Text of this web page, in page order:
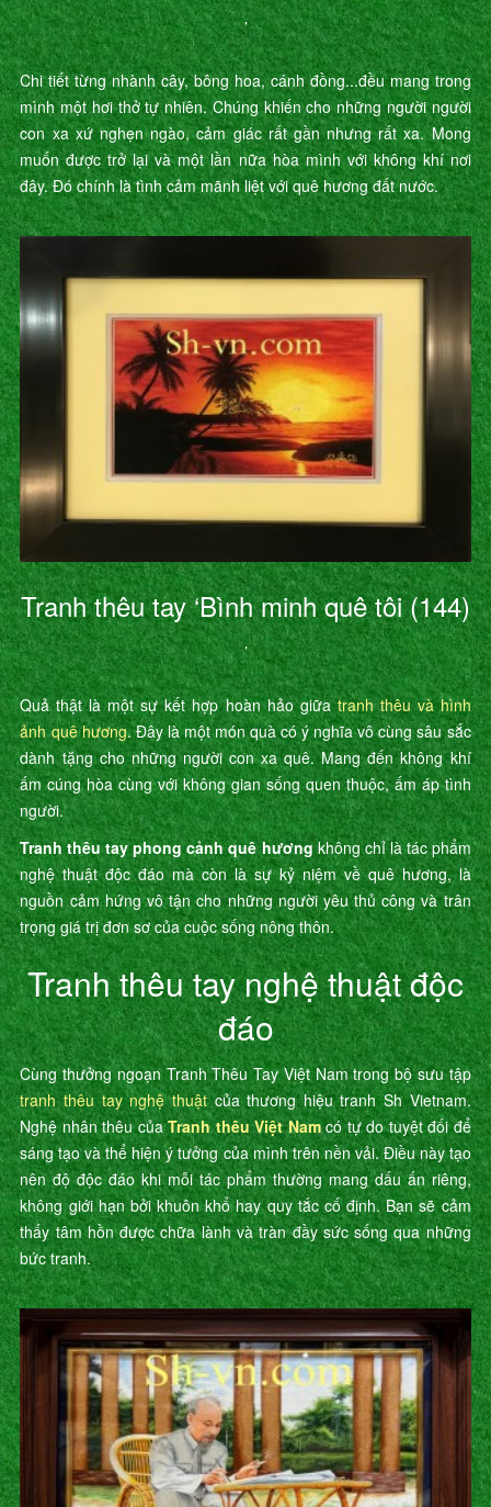
’
Chi tiết từng nhành cây, bông hoa, cánh đồng...đều mang trong
mình một hơi thở tự nhiên. Chúng khiến cho những người người
con xa xứ nghẹn ngào, cảm giác rất gần nhưng rất xa. Mong
muốn được trở lại và một lần nữa hòa mình với không khí nơi
đây. Đó chính là tình cảm mãnh liệt với quê hương đất nước.
Tranh thêu tay ‘Bình minh quê tôi (144)
’
Quả thật là một sự kết hợp hoàn hảo giữatranh thêu và hình
ảnh quê hương. Đây là một món quà có ý nghĩa vô cùng sâu sắc
dành tặng cho những người con xa quê. Mang đến không khí
ấm cúng hòa cùng với không gian sống quen thuộc, ấm áp tình
người.
Tranh thêu tay phong cảnh quê hươngkhông chỉ là tác phẩm
nghệ thuật độc đáo mà còn là sự kỷ niệm về quê hương, là
nguồn cảm hứng vô tận cho những người yêu thủ công và trân
trọng giá trị đơn sơ của cuộc sống nông thôn.
Tranh thêu tay nghệ thuật độc
đáo
Cùng thưởng ngoạn Tranh Thêu Tay Việt Nam trong bộ sưu tập
tranh thêu tay nghệ thuậtcủa thương hiệu tranh Sh Vietnam.
Nghệ nhân thêu củaTranh thêu Việt Namcó tự do tuyệt đối để
sáng tạo và thể hiện ý tưởng của mình trên nền vải. Điều này tạo
nên độ độc đáo khi mỗi tác phẩm thường mang dấu ấn riêng,
không giới hạn bởi khuôn khổ hay quy tắc cố định. Bạn sẽ cảm
thấy tâm hồn được chữa lành và tràn đầy sức sống qua những
bức tranh.